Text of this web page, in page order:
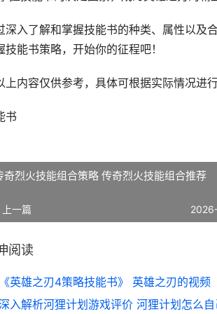
深入了解和掌握技能书的种类、属性以及
技能书策略，开始你的征程吧！
上内容仅供参考，具体可根据实际情况进行
书
奇烈火技能组合策略 传奇烈火技能组合推荐
上一篇
阅读
《英雄之刃4策略技能书》 英雄之刃的视频